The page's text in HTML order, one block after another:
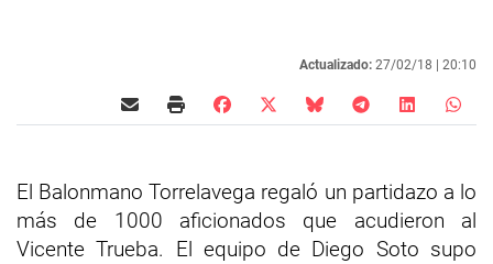
Actualizado: 27/02/18 | 20:10
El Balonmano Torrelavega regaló un partidazo a lo
más de 1000 aficionados que acudieron al
Vicente Trueba. El equipo de Diego Soto supo